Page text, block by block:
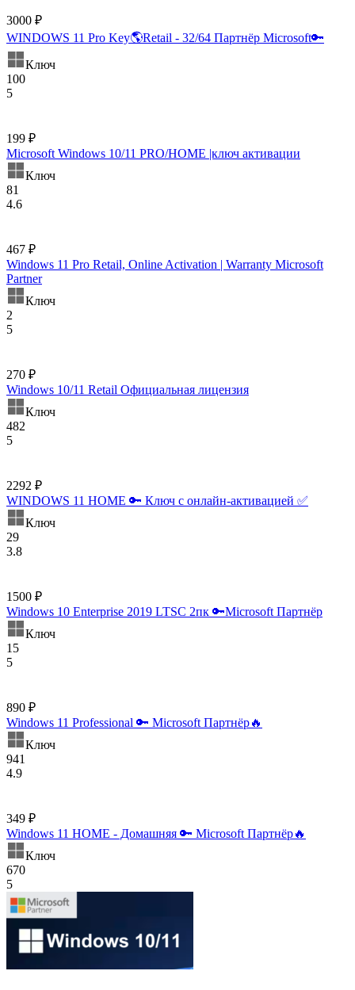
3000 ₽
WINDOWS 11 Pro Key🌎Retail - 32/64 Партнёр Microsoft🔑
Ключ
100
5
199 ₽
Microsoft Windows 10/11 PRO/HOME |ключ активации
Ключ
81
4.6
467 ₽
Windows 11 Pro Retail, Online Activation | Warranty Microsoft
Partner
Ключ
2
5
270 ₽
Windows 10/11 Retail Официальная лицензия
Ключ
482
5
2292 ₽
WINDOWS 11 HOME 🔑 Ключ с онлайн-активацией ✅
Ключ
29
3.8
1500 ₽
Windows 10 Enterprise 2019 LTSC 2пк 🔑Microsoft Партнёр
Ключ
15
5
890 ₽
Windows 11 Professional 🔑 Microsoft Партнёр🔥
Ключ
941
4.9
349 ₽
Windows 11 HOME - Домашняя 🔑 Microsoft Партнёр🔥
Ключ
670
5